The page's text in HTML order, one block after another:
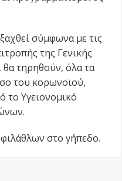
σύμφωνα με τις
της Γενικής
θα τηρηθούν, όλα τα
του κορωνοϊού,
το Υγειονομικό
στο γήπεδο.